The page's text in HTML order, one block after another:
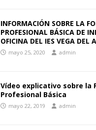
INFORMACIÓN SOBRE LA
PROFESIONAL BÁSICA DE
OFICINA DEL IES VEGA DEL
mayo 25, 2020 admin
Vídeo explicativo sobre la
Profesional Básica
mayo 22, 2019 admin